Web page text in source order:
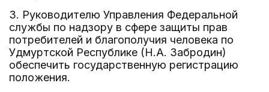
3. Руководителю Управления Федеральной
службы по надзору в сфере защиты прав
потребителей и благополучия человека по
Удмуртской Республике (Н.А. Забродин)
обеспечить государственную регистрацию
положения.